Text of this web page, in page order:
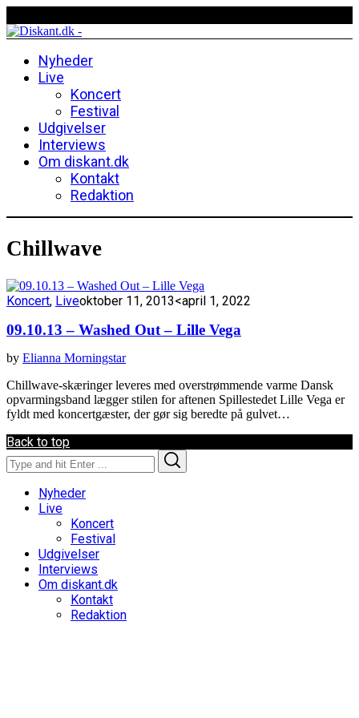
Nyheder
Live
Koncert
Festival
Udgivelser
Interviews
Om diskant.dk
Kontakt
Redaktion
Chillwave
Koncert, Liveoktober 11, 2013<april 1, 2022
09.10.13 – Washed Out – Lille Vega
by Elianna Morningstar
Chillwave-skæringer leveres med overstrømmende varme Dansk
opvarmingsband lægger stilen for aftenen Spillestedet Lille Vega er
fyldt med koncertgæster, der gør sig beredte på gulvet…
Back to top
Search
for:
Nyheder
Live
Koncert
Festival
Udgivelser
Interviews
Om diskant.dk
Kontakt
Redaktion